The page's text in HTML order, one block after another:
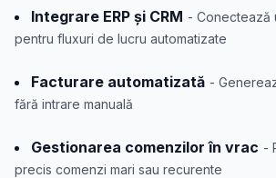
Integrare ERP și CRM - Conectează
pentru fluxuri de lucru automatizate
Facturare automatizată -
fără intrare manuală
Gestionarea comenzilor în vrac -
precis comenzi mari sau recurente